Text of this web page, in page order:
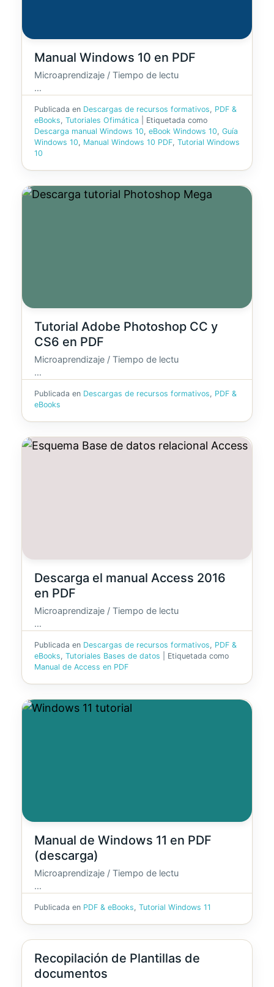
Manual Windows 10 en PDF
Microaprendizaje / Tiempo de lectu
…
Publicada en Descargas de recursos formativos, PDF &
eBooks, Tutoriales Ofimática
Etiquetada como
Descarga manual Windows 10, eBook Windows 10, Guía
Windows 10, Manual Windows 10 PDF, Tutorial Windows
10
Tutorial Adobe Photoshop CC y
CS6 en PDF
Microaprendizaje / Tiempo de lectu
…
Publicada en Descargas de recursos formativos, PDF &
eBooks
Descarga el manual Access 2016
en PDF
Microaprendizaje / Tiempo de lectu
…
Publicada en Descargas de recursos formativos, PDF &
eBooks, Tutoriales Bases de datos
Etiquetada como
Manual de Access en PDF
Manual de Windows 11 en PDF
(descarga)
Microaprendizaje / Tiempo de lectu
…
Publicada en PDF & eBooks, Tutorial Windows 11
Recopilación de Plantillas de
documentos